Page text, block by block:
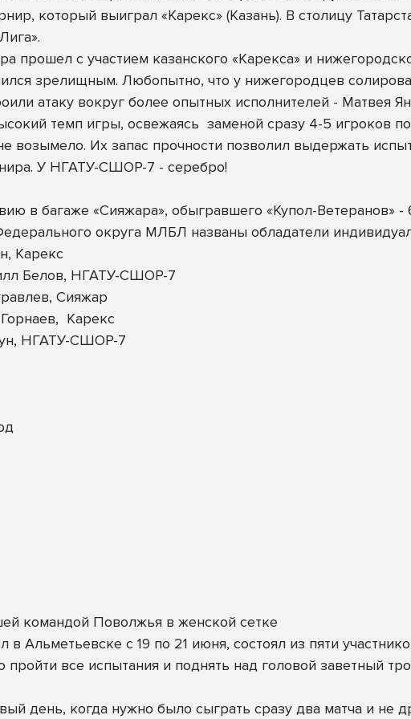
который выиграл «Карекс» (Казань). В столицу
прошел с участием казанского «Карекса» и
зрелищным. Любопытно, что у нижегородцев
атаку вокруг более опытных исполнителей - Матвея
темп игры, освежаясь заменой сразу 4-5 игроков
возымело. Их запас прочности позволил выдержать
У НГАТУ-СШОР-7 - серебро!
в багаже «Сияжара», обыгравшего «Купол-Ветеранов» -
округа МЛБЛ названы обладатели
Карекс
Белов, НГАТУ-СШОР-7
Сияжар
Карекс
НГАТУ-СШОР-7
командой Поволжья в женской сетке
в Альметьевске с 19 по 21 июня, состоял из пяти
все испытания и поднять над головой заветный
день, когда нужно было сыграть сразу два матча и не